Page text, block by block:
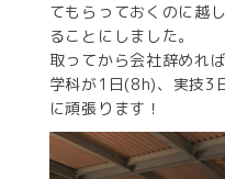
てもらっておくのに越
ることにしました。
取ってから会社辞めれ
学科が1日(8h)、実技3
に頑張ります！